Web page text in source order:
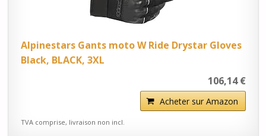
Alpinestars Gants moto W Ride Drystar Gloves
Black, BLACK, 3XL
106,14 €
Acheter sur Amazon
TVA comprise, livraison non incl.